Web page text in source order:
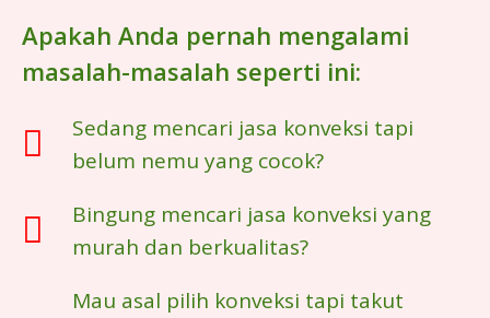
Apakah Anda pernah mengalami
masalah-masalah seperti ini:
Sedang mencari jasa konveksi tapi
belum nemu yang cocok?
Bingung mencari jasa konveksi yang
murah dan berkualitas?
Mau asal pilih konveksi tapi takut